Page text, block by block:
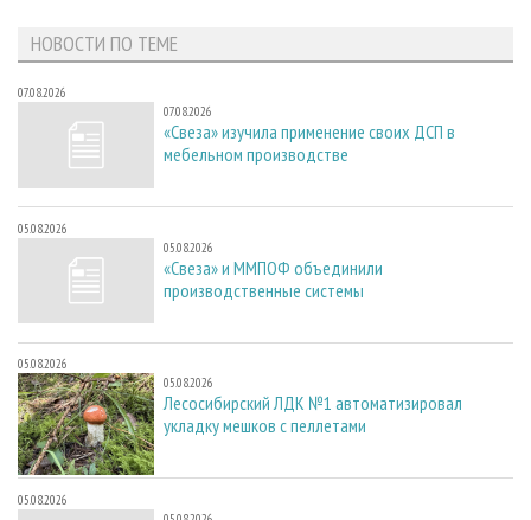
НОВОСТИ ПО ТЕМЕ
07.08.2026
07.08.2026
«Свеза» изучила применение своих ДСП в
мебельном производстве
05.08.2026
05.08.2026
«Свеза» и ММПОФ объединили
производственные системы
05.08.2026
05.08.2026
Лесосибирский ЛДК №1 автоматизировал
укладку мешков с пеллетами
05.08.2026